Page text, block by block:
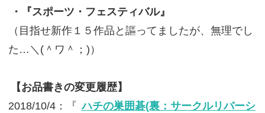
・『スポーツ・フェスティバル』
（目指せ新作１５作品と謳ってましたが、無理でし
た…＼(＾ワ＾；)）
【お品書きの変更履歴】
2018/10/4：『 ハチの巣囲碁(裏：サークルリバーシ